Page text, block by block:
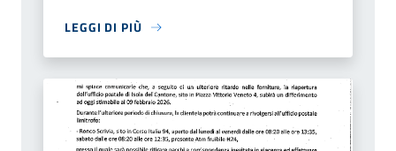
LEGGI DI PIÙ